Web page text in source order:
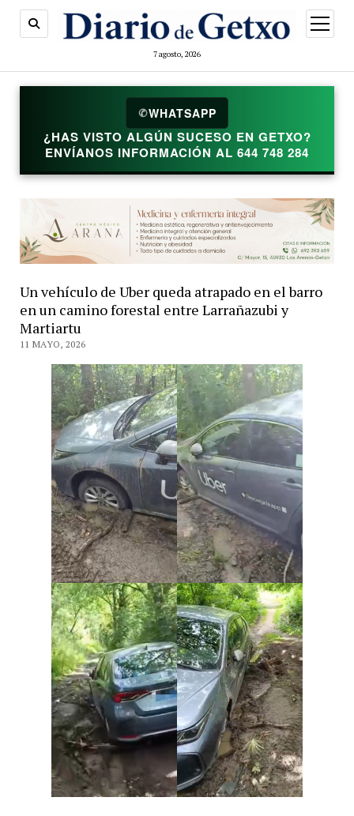
7 agosto, 2026
abrir
menú
✆WHATSAPP
¿HAS VISTO ALGÚN SUCESO EN GETXO?
ENVÍANOS INFORMACIÓN AL 644 748 284
Un vehículo de Uber queda atrapado en el barro
en un camino forestal entre Larrañazubi y
Martiartu
11 MAYO, 2026